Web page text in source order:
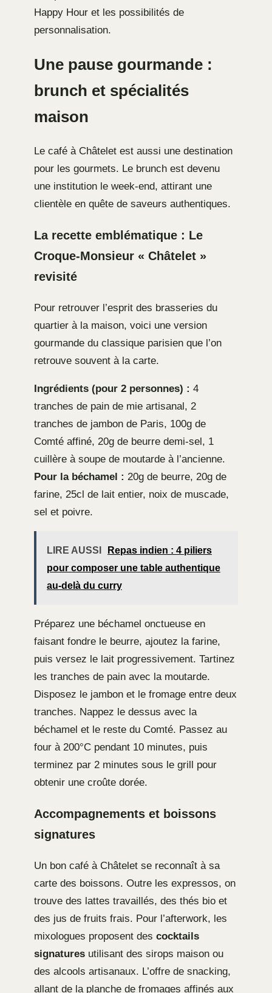
Happy Hour et les possibilités de
personnalisation.
Une pause gourmande :
brunch et spécialités
maison
Le café à Châtelet est aussi une destination
pour les gourmets. Le brunch est devenu
une institution le week-end, attirant une
clientèle en quête de saveurs authentiques.
La recette emblématique : Le
Croque-Monsieur « Châtelet »
revisité
Pour retrouver l’esprit des brasseries du
quartier à la maison, voici une version
gourmande du classique parisien que l’on
retrouve souvent à la carte.
Ingrédients (pour 2 personnes) : 4
tranches de pain de mie artisanal, 2
tranches de jambon de Paris, 100g de
Comté affiné, 20g de beurre demi-sel, 1
cuillère à soupe de moutarde à l’ancienne.
Pour la béchamel : 20g de beurre, 20g de
farine, 25cl de lait entier, noix de muscade,
sel et poivre.
LIRE AUSSI
Repas indien : 4 piliers
pour composer une table authentique
au-delà du curry
Préparez une béchamel onctueuse en
faisant fondre le beurre, ajoutez la farine,
puis versez le lait progressivement. Tartinez
les tranches de pain avec la moutarde.
Disposez le jambon et le fromage entre deux
tranches. Nappez le dessus avec la
béchamel et le reste du Comté. Passez au
four à 200°C pendant 10 minutes, puis
terminez par 2 minutes sous le grill pour
obtenir une croûte dorée.
Accompagnements et boissons
signatures
Un bon café à Châtelet se reconnaît à sa
carte des boissons. Outre les expressos, on
trouve des lattes travaillés, des thés bio et
des jus de fruits frais. Pour l’afterwork, les
mixologues proposent des cocktails
signatures utilisant des sirops maison ou
des alcools artisanaux. L’offre de snacking,
allant de la planche de fromages affinés aux